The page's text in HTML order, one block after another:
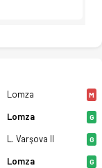
Lomza M
Lomza G
L. Varşova II G
Lomza G